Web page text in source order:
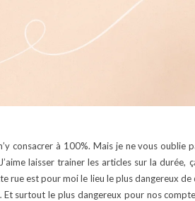
consacrer à 100%. Mais je ne vous oublie
laisser trainer les articles sur la durée,
rue est pour moi le lieu le plus dangereux
surtout le plus dangereux pour nos